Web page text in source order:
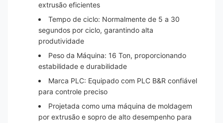
extrusão eficientes
Tempo de ciclo: Normalmente de 5 a 30
segundos por ciclo, garantindo alta
produtividade
Peso da Máquina: 16 Ton, proporcionando
estabilidade e durabilidade
Marca PLC: Equipado com PLC B&R confiável
para controle preciso
Projetada como uma máquina de moldagem
por extrusão e sopro de alto desempenho para